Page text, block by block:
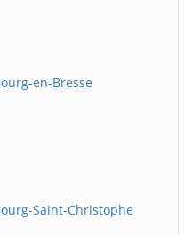
en-Bresse
Saint-Christophe